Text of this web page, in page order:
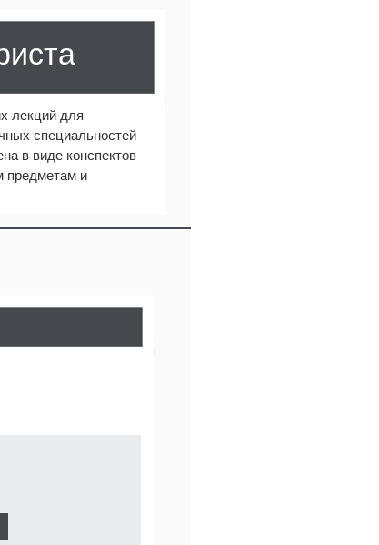
лекций для
специальностей
в виде конспектов
предметам и